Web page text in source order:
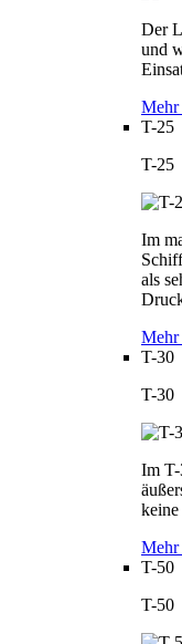
Der
und
Mehr
T-25
T-25
Im
als
Mehr
T-30
T-30
Im T-
keine
Mehr
T-50
T-50